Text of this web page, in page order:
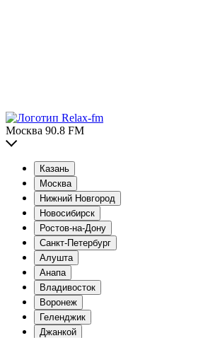
Москва 90.8 FM
Казань
Москва
Нижний Новгород
Новосибирск
Ростов-на-Дону
Санкт-Петербург
Алушта
Анапа
Владивосток
Воронеж
Геленджик
Джанкой